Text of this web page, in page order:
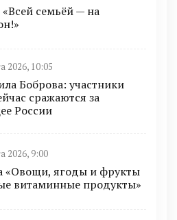
семьёй — на
2026, 10:05
Боброва: участники
сражаются за
России
2026, 9:00
«Овощи, ягоды и фрукты
витаминные продукты»